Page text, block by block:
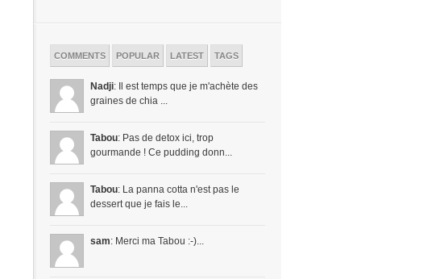
COMMENTS POPULAR LATEST TAGS
Nadji: Il est temps que je m'achète des
graines de chia ...
Tabou: Pas de detox ici, trop
gourmande ! Ce pudding donn...
Tabou: La panna cotta n'est pas le
dessert que je fais le...
sam: Merci ma Tabou :-)...